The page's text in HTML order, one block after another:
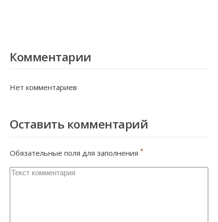
Комментарии
Нет комментариев
Оставить комментарий
Обязательные поля для заполнения *